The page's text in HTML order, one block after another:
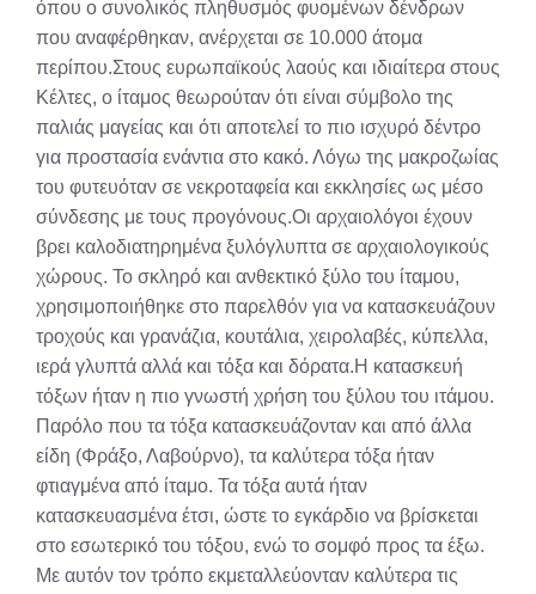
όπου ο συνολικός πληθυσμός φυομένων δένδρων
που αναφέρθηκαν, ανέρχεται σε 10.000 άτομα
περίπου.Στους ευρωπαϊκούς λαούς και ιδιαίτερα στους
Κέλτες, ο ίταμος θεωρούταν ότι είναι σύμβολο της
παλιάς μαγείας και ότι αποτελεί το πιο ισχυρό δέντρο
για προστασία ενάντια στο κακό. Λόγω της μακροζωίας
του φυτευόταν σε νεκροταφεία και εκκλησίες ως μέσο
σύνδεσης με τους προγόνους.Οι αρχαιολόγοι έχουν
βρει καλοδιατηρημένα ξυλόγλυπτα σε αρχαιολογικούς
χώρους. Το σκληρό και ανθεκτικό ξύλο του ίταμου,
χρησιμοποιήθηκε στο παρελθόν για να κατασκευάζουν
τροχούς και γρανάζια, κουτάλια, χειρολαβές, κύπελλα,
ιερά γλυπτά αλλά και τόξα και δόρατα.Η κατασκευή
τόξων ήταν η πιο γνωστή χρήση του ξύλου του ιτάμου.
Παρόλο που τα τόξα κατασκευάζονταν και από άλλα
είδη (Φράξο, Λαβούρνο), τα καλύτερα τόξα ήταν
φτιαγμένα από ίταμο. Τα τόξα αυτά ήταν
κατασκευασμένα έτσι, ώστε το εγκάρδιο να βρίσκεται
στο εσωτερικό του τόξου, ενώ το σομφό προς τα έξω.
Με αυτόν τον τρόπο εκμεταλλεύονταν καλύτερα τις